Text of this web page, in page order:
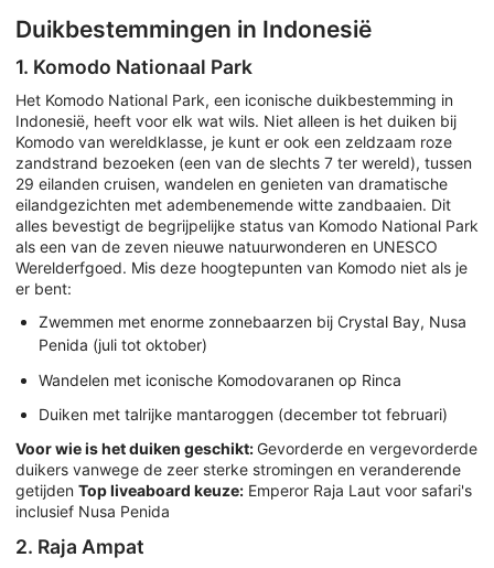
Duikbestemmingen in Indonesië
1. Komodo Nationaal Park
Het Komodo National Park, een iconische duikbestemming in
Indonesië, heeft voor elk wat wils. Niet alleen is het duiken bij
Komodo van wereldklasse, je kunt er ook een zeldzaam roze
zandstrand bezoeken (een van de slechts 7 ter wereld), tussen
29 eilanden cruisen, wandelen en genieten van dramatische
eilandgezichten met adembenemende witte zandbaaien. Dit
alles bevestigt de begrijpelijke status van Komodo National Park
als een van de zeven nieuwe natuurwonderen en UNESCO
Werelderfgoed. Mis deze hoogtepunten van Komodo niet als je
er bent:
Zwemmen met enorme zonnebaarzen bij Crystal Bay, Nusa
Penida (juli tot oktober)
Wandelen met iconische Komodovaranen op Rinca
Duiken met talrijke mantaroggen (december tot februari)
Voor wie is het duiken geschikt: Gevorderde en vergevorderde
duikers vanwege de zeer sterke stromingen en veranderende
getijden Top liveaboard keuze: Emperor Raja Laut voor safari's
inclusief Nusa Penida
2. Raja Ampat